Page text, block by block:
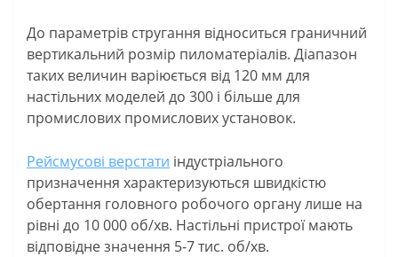
До параметрів стругання відноситься граничний
вертикальний розмір пиломатеріалів. Діапазон
таких величин варіюється від 120 мм для
настільних моделей до 300 і більше для
промислових промислових установок.
Рейсмусові верстати індустріального
призначення характеризуються швидкістю
обертання головного робочого органу лише на
рівні до 10 000 об/хв. Настільні пристрої мають
відповідне значення 5-7 тис. об/хв.